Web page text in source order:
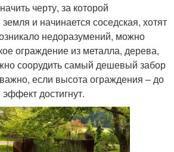
черту, за которой
и начинается соседская, хотят
недоразумений, можно
ограждение из металла, дерева,
соорудить самый дешевый забор
если высота ограждения – до
достигнут.